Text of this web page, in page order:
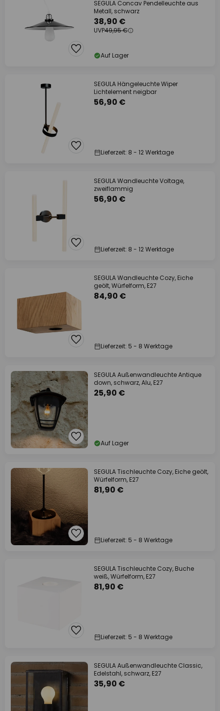
SEGULA Concav Pendelleuchte aus
Metall, schwarz
38,90 €
UVP49,95 €
Auf Lager
SEGULA Hängeleuchte Wiper
Lichtelement neigbar
56,90 €
Lieferzeit: 8 - 12 Werktage
SEGULA Wandleuchte Voltage,
zweiflammig
56,90 €
Lieferzeit: 8 - 12 Werktage
SEGULA Wandleuchte Cozy, Eiche
geölt, Würfelform, E27
84,90 €
Lieferzeit: 5 - 8 Werktage
SEGULA Außenwandleuchte Antique
down, schwarz, Alu, E27
25,90 €
Auf Lager
SEGULA Tischleuchte Cozy, Eiche geölt,
Würfelform, E27
81,90 €
Lieferzeit: 5 - 8 Werktage
SEGULA Tischleuchte Cozy, Buche
weiß, Würfelform, E27
81,90 €
Lieferzeit: 5 - 8 Werktage
SEGULA Außenwandleuchte Classic,
Edelstahl, schwarz, E27
35,90 €